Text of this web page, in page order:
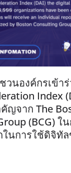
วนองค์กรเข้า
Index
ญจาก The
(BCG) ใ
นการใช้ดิจิทั